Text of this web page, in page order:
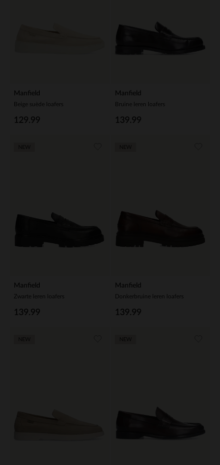
Manfield
Beige suède loafers
129.99
Manfield
Bruine leren loafers
139.99
Manfield
Zwarte leren loafers
139.99
Manfield
Donkerbruine leren loafers
139.99